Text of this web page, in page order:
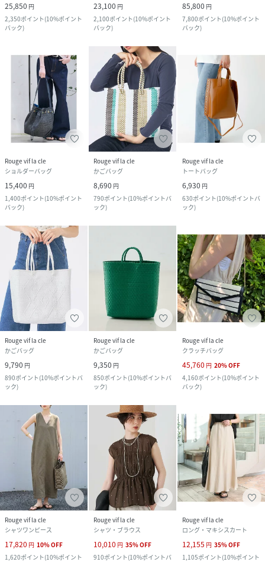
25,850 円
2,350ポイント(10%ポイント
バック)
23,100 円
2,100ポイント(10%ポイント
バック)
85,800 円
7,800ポイント(10%ポイント
バック)
Rouge vif la cle
ショルダーバッグ
15,400 円
1,400ポイント(10%ポイント
バック)
Rouge vif la cle
かごバッグ
8,690 円
790ポイント(10%ポイントバ
ック)
Rouge vif la cle
トートバッグ
6,930 円
630ポイント(10%ポイントバ
ック)
Rouge vif la cle
かごバッグ
9,790 円
890ポイント(10%ポイントバ
ック)
Rouge vif la cle
かごバッグ
9,350 円
850ポイント(10%ポイントバ
ック)
Rouge vif la cle
クラッチバッグ
45,760 円 20%OFF
4,160ポイント(10%ポイント
バック)
Rouge vif la cle
シャツワンピース
17,820 円 10%OFF
1,620ポイント(10%ポイント
Rouge vif la cle
シャツ・ブラウス
10,010 円 35%OFF
910ポイント(10%ポイントバ
Rouge vif la cle
ロング・マキシスカート
12,155 円 35%OFF
1,105ポイント(10%ポイント